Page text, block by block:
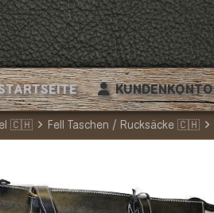
KUNDENKONTO
🇨🇭 Fell Taschen / Rucksäcke 🇨🇭